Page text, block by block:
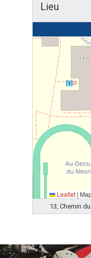
Lieu
Leaflet |
13, Chemin